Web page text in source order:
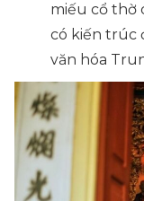
miếu cổ thờ
có kiến trúc
văn hóa